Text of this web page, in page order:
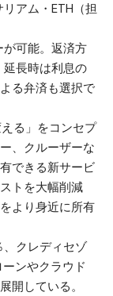
アム・ETH（担
が可能。返済方
延長時は利息の
る弁済も選択で
る」をコンセプ
、クルーザーな
できる新サービ
トを大幅削減
より身近に所有
クレディセゾ
ンやクラウド
開している。